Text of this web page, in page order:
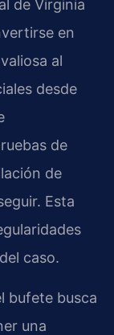
de Virginia
en
al
desde
de
de
Esta
caso.
bufete busca
una